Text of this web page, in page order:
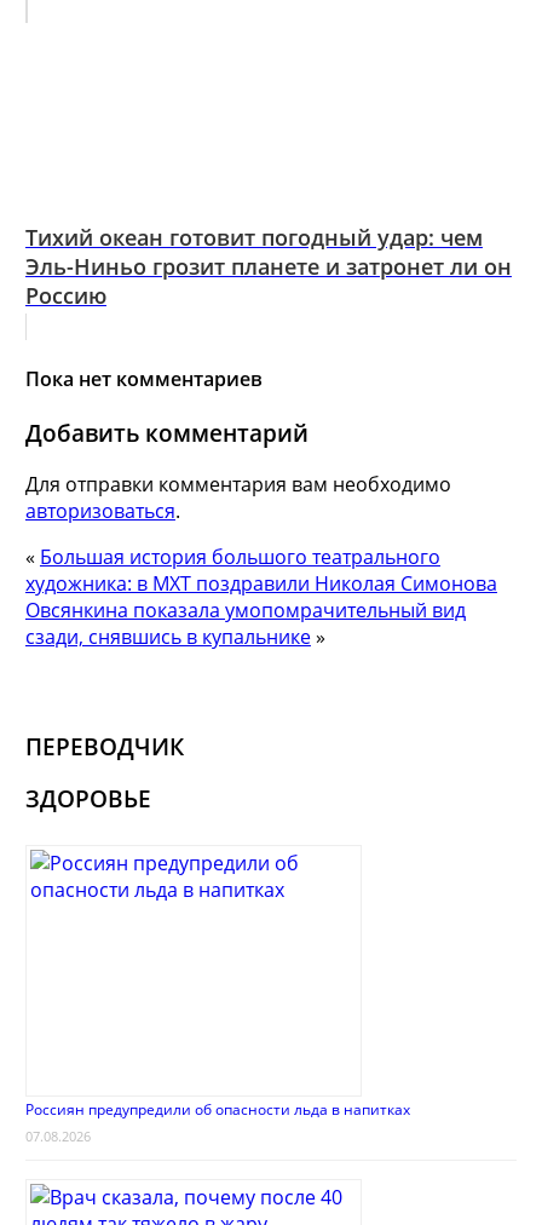
Тихий океан готовит погодный удар: чем
Эль-Ниньо грозит планете и затронет ли он
Россию
Пока нет комментариев
Добавить комментарий
Для отправки комментария вам необходимо
авторизоваться.
« Большая история большого театрального
художника: в МХТ поздравили Николая Симонова
Овсянкина показала умопомрачительный вид
сзади, снявшись в купальнике»
ПЕРЕВОДЧИК
ЗДОРОВЬЕ
Россиян предупредили об опасности льда в напитках
07.08.2026